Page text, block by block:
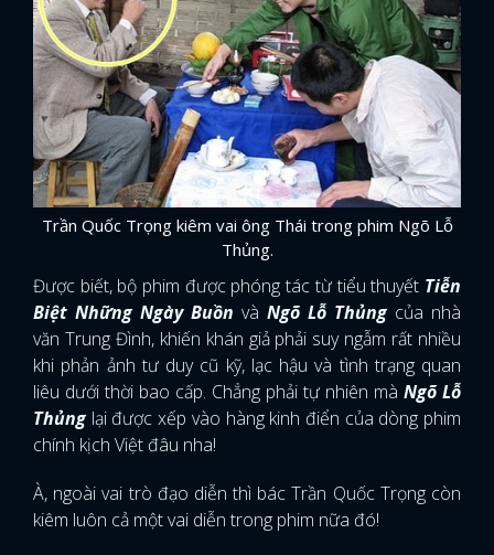
Trần Quốc Trọng kiêm vai ông Thái trong phim Ngõ Lỗ
Thủng.
Được biết, bộ phim được phóng tác từ tiểu thuyết Tiễn
Biệt Những Ngày Buồn và Ngõ Lỗ Thủngcủa nhà
văn Trung Đình, khiến khán giả phải suy ngẫm rất nhiều
khi phản ảnh tư duy cũ kỹ, lạc hậu và tình trạng quan
liêu dưới thời bao cấp. Chẳng phải tự nhiên mà Ngõ Lỗ
Thủnglại được xếp vào hàng kinh điển của dòng phim
chính kịch Việt đâu nha!
À, ngoài vai trò đạo diễn thì bác Trần Quốc Trọng còn
kiêm luôn cả một vai diễn trong phim nữa đó!